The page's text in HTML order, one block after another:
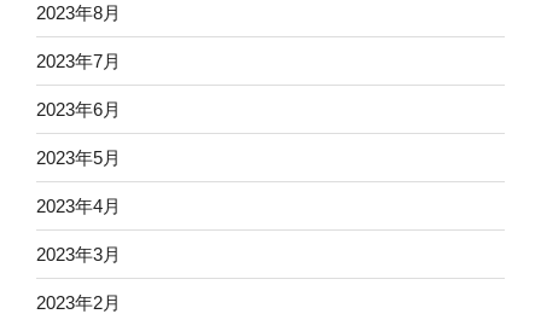
2023年8月
2023年7月
2023年6月
2023年5月
2023年4月
2023年3月
2023年2月